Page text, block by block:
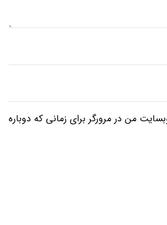
من در مرورگر برای زمانی که دوباره